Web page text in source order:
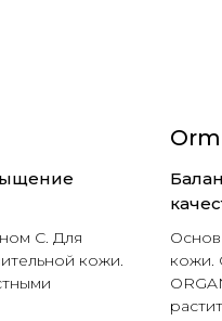
C. Для
кожи.
кожи.